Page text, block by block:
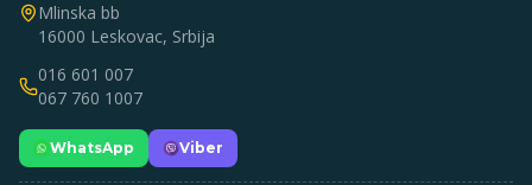
Mlinska bb
16000 Leskovac, Srbija
016 601 007
067 760 1007
WhatsApp Viber